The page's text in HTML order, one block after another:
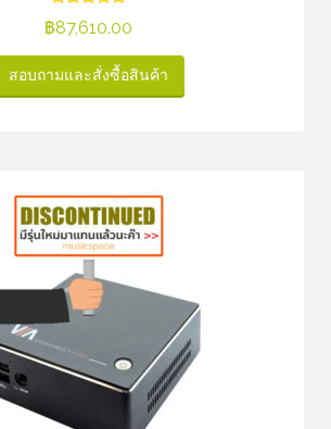
฿87,610.00
สอบถามและสั่งซื้อสินค้า